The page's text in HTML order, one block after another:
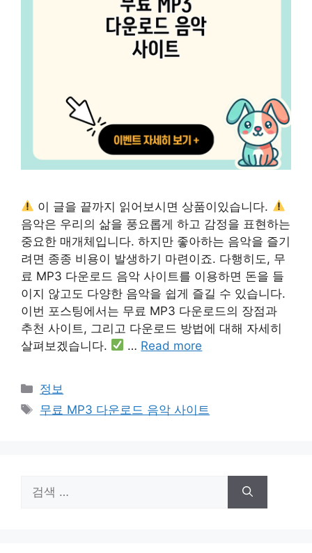
이 글을 끝까지 읽어보시면 상품이있습니다.
음악은 우리의 삶을 풍요롭게 하고 감정을 표현하는
중요한 매개체입니다. 하지만 좋아하는 음악을 즐기
려면 종종 비용이 발생하기 마련이죠. 다행히도, 무
료 MP3 다운로드 음악 사이트를 이용하면 돈을 들
이지 않고도 다양한 음악을 쉽게 즐길 수 있습니다.
이번 포스팅에서는 무료 MP3 다운로드의 장점과
추천 사이트, 그리고 다운로드 방법에 대해 자세히
살펴보겠습니다.
… Read more
카
테
고
정보
태
무료 MP3 다운로드 음악 사이트
색: